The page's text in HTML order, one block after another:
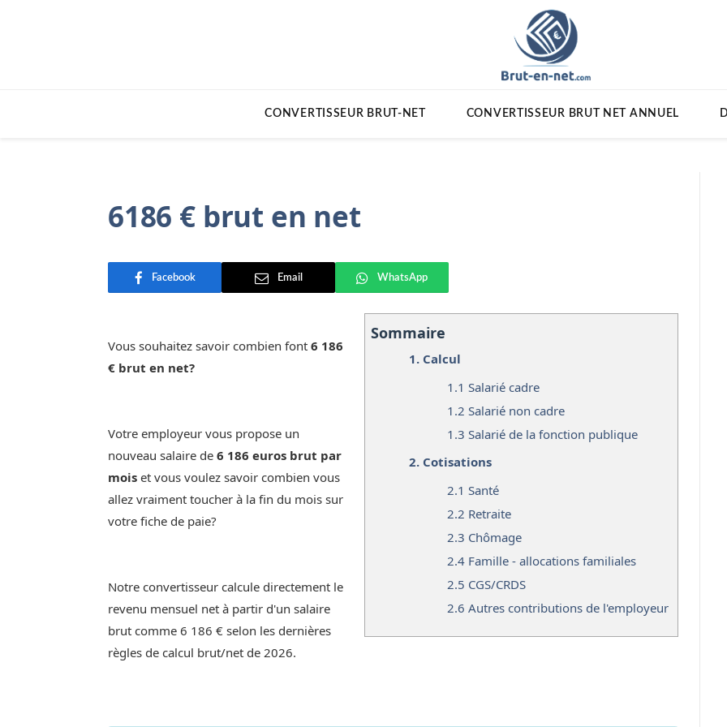
CONVERTISSEUR BRUT-NET CONVERTISSEUR BRUT NET ANNUEL
6186 € brut en net
Facebook Email WhatsApp
Sommaire
1. Calcul
1.1 Salarié cadre
1.2 Salarié non cadre
1.3 Salarié de la fonction publique
2. Cotisations
2.1 Santé
2.2 Retraite
2.3 Chômage
2.4 Famille - allocations familiales
2.5 CGS/CRDS
2.6 Autres contributions de l'employeur
Vous souhaitez savoir combien font 6 186
€ brut en net?
Votre employeur vous propose un
nouveau salaire de 6 186 euros brut par
mois et vous voulez savoir combien vous
allez vraiment toucher à la fin du mois sur
votre fiche de paie?
Notre convertisseur calcule directement le
revenu mensuel net à partir d'un salaire
brut comme 6 186 € selon les dernières
règles de calcul brut/net de 2026.